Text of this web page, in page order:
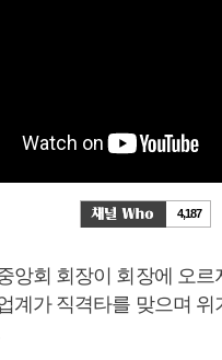
4,187
앙회 회장이 회장에 오르
계가 직격타를 맞으며 위